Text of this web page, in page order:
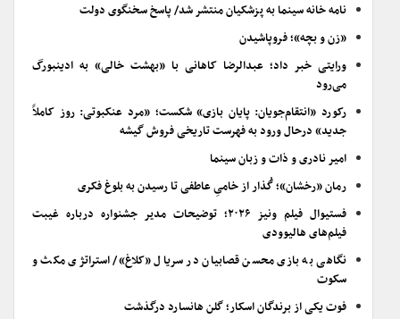
نامه خانه سینما به پزشکیان منتشر شد/ پاسخ سخنگوی دولت
«زن و بچه»؛ فروپاشیدن
ورایتی خبر داد؛ عبدالرضا کاهانی با «بهشت خالی» به ادینبورگ
می‌رود
رکورد «انتقام‌جویان: پایان بازی» شکست؛ «مرد عنکبوتی: روز کاملاً
جدید» درحال ورود به فهرست تاریخی فروش گیشه
امیر نادری و ذات و زبان سینما
رمان «رخشان»؛ گُذار از خامیِ عاطفی تا رسیدن به بلوغ فکری
فستیوال فیلم ونیز ۲۰۲۶؛ توضیحات مدیر جشنواره درباره غیبت
فیلم‌های هالیوودی
نگاهی به بازی محسن قصابیان در سریال «کلاغ»/ استراتژی مکث و
سکوت
فوت یکی از برندگان اسکار؛ گلن هانسارد درگذشت